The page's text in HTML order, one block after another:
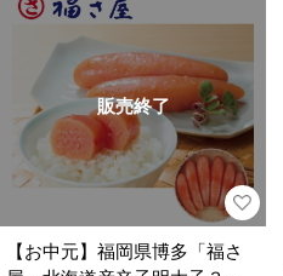
販売終了
【お中元】福岡県博多「福さ